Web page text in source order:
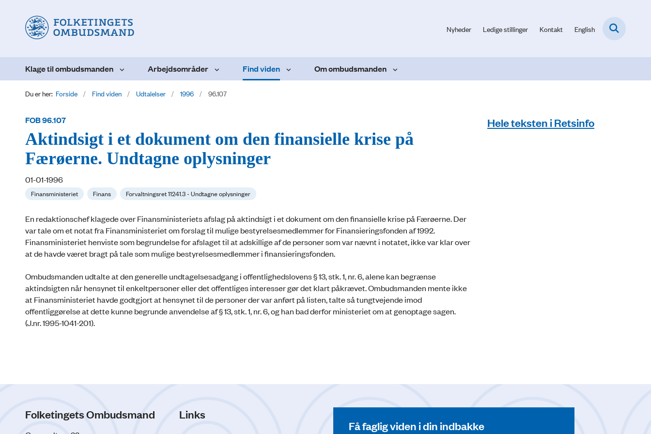
Nyheder Ledige stillinger Kontakt English
Klage til ombudsmanden Arbejdsområder Find viden Om ombudsmanden
Du er her: Forside Find viden Udtalelser 1996 96.107
FOB 96.107
Aktindsigt i et dokument om den finansielle krise på
Færøerne. Undtagne oplysninger
01-01-1996
Finansministeriet Finans Forvaltningsret 11241.3 - Undtagne oplysninger
En redaktionschef klagede over Finansministeriets afslag på aktindsigt i et dokument om den finansielle krise på Færøerne. Der
var tale om et notat fra Finansministeriet om forslag til mulige bestyrelsesmedlemmer for Finansieringsfonden af 1992.
Finansministeriet henviste som begrundelse for afslaget til at adskillige af de personer som var nævnt i notatet, ikke var klar over
at de havde været bragt på tale som mulige bestyrelsesmedlemmer i finansieringsfonden.
Ombudsmanden udtalte at den generelle undtagelsesadgang i offentlighedslovens § 13, stk. 1, nr. 6, alene kan begrænse
aktindsigten når hensynet til enkeltpersoner eller det offentliges interesser gør det klart påkrævet. Ombudsmanden mente ikke
at Finansministeriet havde godtgjort at hensynet til de personer der var anført på listen, talte så tungtvejende imod
offentliggørelse at dette kunne begrunde anvendelse af § 13, stk. 1, nr. 6, og han bad derfor ministeriet om at genoptage sagen.
(J.nr. 1995-1041-201).
Hele teksten i Retsinfo
Folketingets Ombudsmand Links
Få faglig viden i din indbakke